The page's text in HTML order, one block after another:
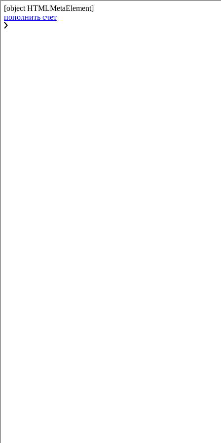
[object HTMLMetaElement]
пополнить счет